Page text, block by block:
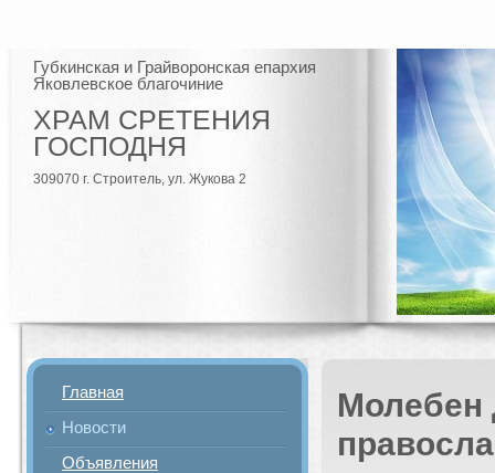
Губкинская и Грайворонская епархия
Яковлевское благочиние
ХРАМ СРЕТЕНИЯ
ГОСПОДНЯ
309070 г. Строитель, ул. Жукова 2
Главная
Новости
Объявления
Молебен